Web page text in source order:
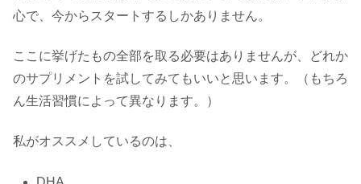
心で、今からスタートするしかありません。
ここに挙げたもの全部を取る必要はありませんが、どれか
のサプリメントを試してみてもいいと思います。（もちろ
ん生活習慣によって異なります。）
私がオススメしているのは、